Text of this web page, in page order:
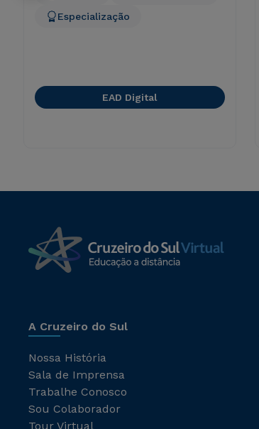
Especialização
EAD Digital
A Cruzeiro do Sul
Nossa História
Sala de Imprensa
Trabalhe Conosco
Sou Colaborador
Tour Virtual